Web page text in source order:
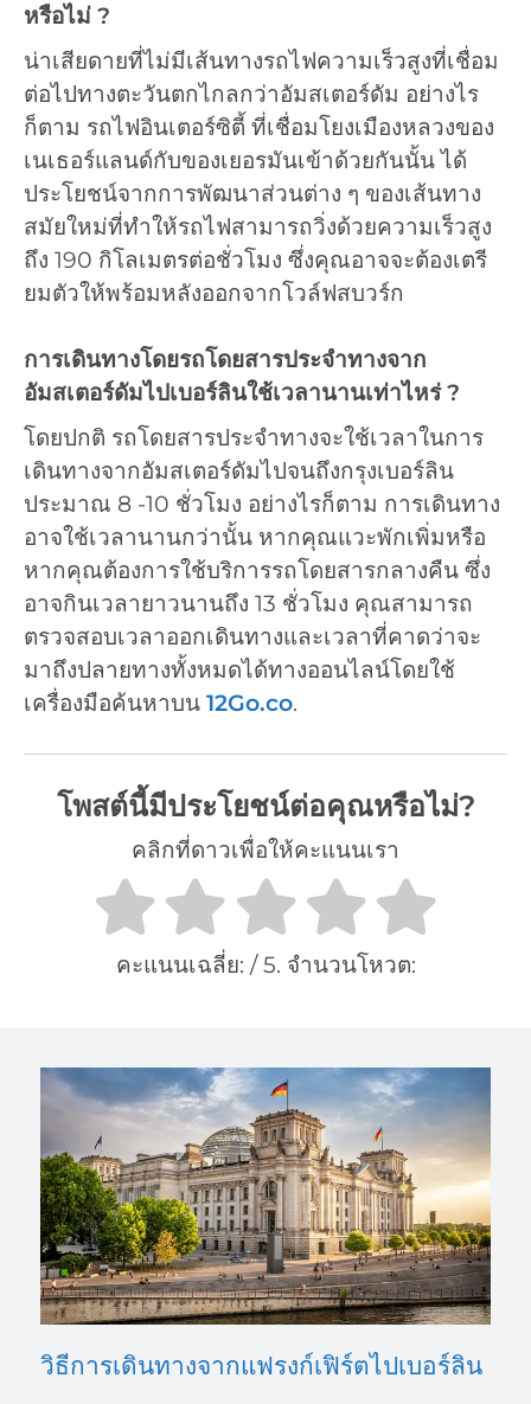
หรือไม่ ?
น่าเสียดายที่ไม่มีเส้นทางรถไฟความเร็วสูงที่เชื่อม
ต่อไปทางตะวันตกไกลกว่าอัมสเตอร์ดัม อย่างไร
ก็ตาม รถไฟอินเตอร์ซิตี้ ที่เชื่อมโยงเมืองหลวงของ
เนเธอร์แลนด์กับของเยอรมันเข้าด้วยกันนั้น ได้
ประโยชน์จากการพัฒนาส่วนต่าง ๆ ของเส้นทาง
สมัยใหม่ที่ทำให้รถไฟสามารถวิ่งด้วยความเร็วสูง
ถึง 190 กิโลเมตรต่อชั่วโมง ซึ่งคุณอาจจะต้องเตรี
ยมตัวให้พร้อมหลังออกจากโวล์ฟสบวร์ก
การเดินทางโดยรถโดยสารประจำทางจาก
อัมสเตอร์ดัมไปเบอร์ลินใช้เวลานานเท่าไหร่ ?
โดยปกติ รถโดยสารประจำทางจะใช้เวลาในการ
เดินทางจากอัมสเตอร์ดัมไปจนถึงกรุงเบอร์ลิน
ประมาณ 8 -10 ชั่วโมง อย่างไรก็ตาม การเดินทาง
อาจใช้เวลานานกว่านั้น หากคุณแวะพักเพิ่มหรือ
หากคุณต้องการใช้บริการรถโดยสารกลางคืน ซึ่ง
อาจกินเวลายาวนานถึง 13 ชั่วโมง คุณสามารถ
ตรวจสอบเวลาออกเดินทางและเวลาที่คาดว่าจะ
มาถึงปลายทางทั้งหมดได้ทางออนไลน์โดยใช้
เครื่องมือค้นหาบน 12Go.co.
โพสต์นี้มีประโยชน์ต่อคุณหรือไม่?
คลิกที่ดาวเพื่อให้คะแนนเรา
คะแนนเฉลี่ย: / 5. จำนวนโหวต:
วิธีการเดินทางจากแฟรงก์เฟิร์ตไปเบอร์ลิน